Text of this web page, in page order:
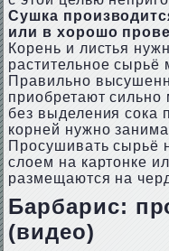
Сушка
или в хорошо
Корень и листья
растительное сырьё
Правильно
приобретают
без выделения сока
корней нужно
Просушивать сырьё
слоем на картонке
размещаются на
Барбарис:
(видео)